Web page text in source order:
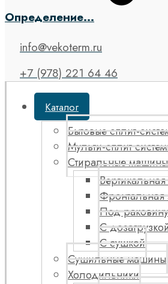
Определение...
info@vekoterm.ru
+7 (978) 221 64 46
Каталог
Бытовые сплит-
Мульти-сплит
Стиральные машины
Вертикальная
Фронтальная
Под раковину
С
С сушкой
Сушильные машины
Холодильники